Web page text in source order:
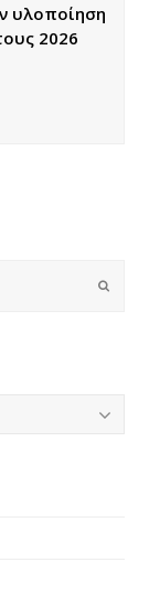
υλοποίηση
2026
Submit